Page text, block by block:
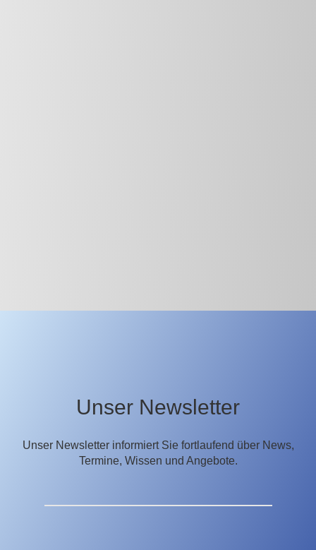
Unser Newsletter
Unser Newsletter informiert Sie fortlaufend über News,
Termine, Wissen und Angebote.